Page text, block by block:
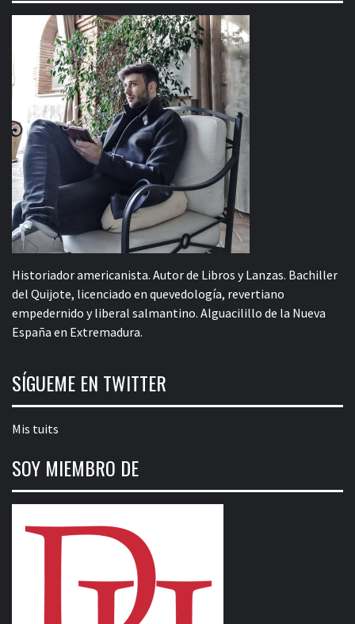
Historiador americanista. Autor de Libros y Lanzas. Bachiller
del Quijote, licenciado en quevedología, revertiano
empedernido y liberal salmantino. Alguacilillo de la Nueva
España en Extremadura.
SÍGUEME EN TWITTER
Mis tuits
SOY MIEMBRO DE